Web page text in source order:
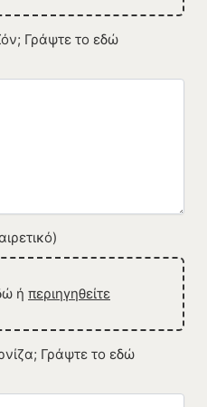
Γράψτε το εδώ
ή περιηγηθείτε
Γράψτε το εδώ